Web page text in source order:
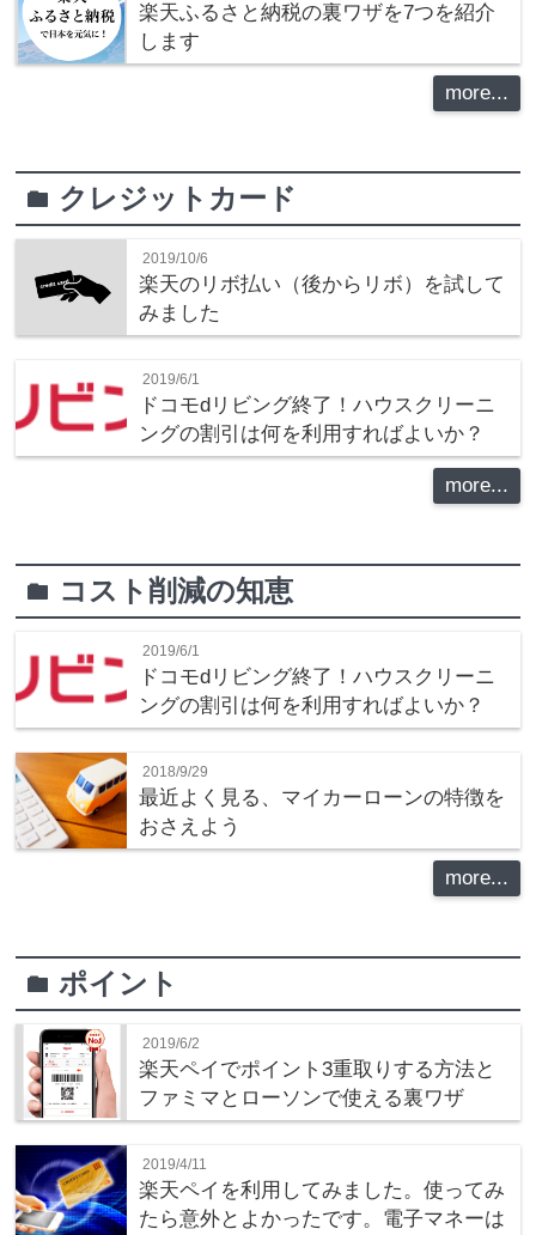
楽天ふるさと納税の裏ワザを7つを紹介
します
more...
folder クレジットカード
2019/10/6
楽天のリボ払い（後からリボ）を試して
みました
2019/6/1
ドコモdリビング終了！ハウスクリーニ
ングの割引は何を利用すればよいか？
more...
folder コスト削減の知恵
2019/6/1
ドコモdリビング終了！ハウスクリーニ
ングの割引は何を利用すればよいか？
2018/9/29
最近よく見る、マイカーローンの特徴を
おさえよう
more...
folderポイント
2019/6/2
楽天ペイでポイント3重取りする方法と
ファミマとローソンで使える裏ワザ
2019/4/11
楽天ペイを利用してみました。使ってみ
たら意外とよかったです。電子マネーは